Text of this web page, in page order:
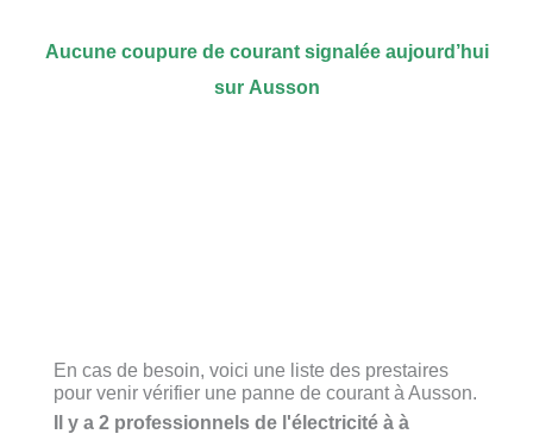
Aucune coupure de courant signalée aujourd’hui
sur Ausson
En cas de besoin, voici une liste des prestaires
pour venir vérifier une panne de courant à Ausson.
Il y a 2 professionnels de l'électricité à à